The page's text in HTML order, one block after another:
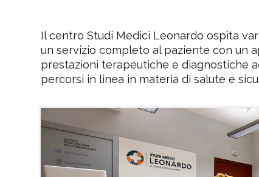
Il centro Studi Medici Leonardo ospita
un servizio completo al paziente con un
prestazioni terapeutiche e diagnostiche
percorsi in linea in materia di salute e